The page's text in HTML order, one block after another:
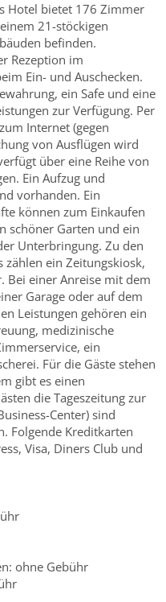
Hotel bietet 176 Zimmer
21-stöckigen
befinden.
Rezeption im
Ein- und Auschecken.
ein Safe und eine
zur Verfügung. Per
Internet (gegen
von Ausflügen wird
über eine Reihe von
Ein Aufzug und
vorhanden. Ein
können zum Einkaufen
schöner Garten und ein
Unterbringung. Zu den
ein Zeitungskiosk,
Bei einer Anreise mit dem
Garage oder auf dem
Leistungen gehören ein
medizinische
ein
Für die Gäste stehen
gibt es einen
die Tageszeitung zur
Center) sind
Folgende Kreditkarten
Visa, Diners Club und
ohne Gebühr